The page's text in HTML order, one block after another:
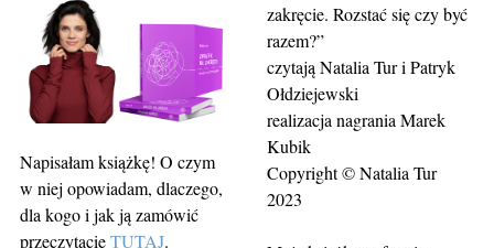
Napisałam książkę! O czym
w niej opowiadam, dlaczego,
dla kogo i jak ją zamówić
przeczytacieTUTAJ.
zakręcie. Rozstać się czy być
razem?”
czytają Natalia Tur i Patryk
Ołdziejewski
realizacja nagrania Marek
Kubik
Copyright © Natalia Tur
2023